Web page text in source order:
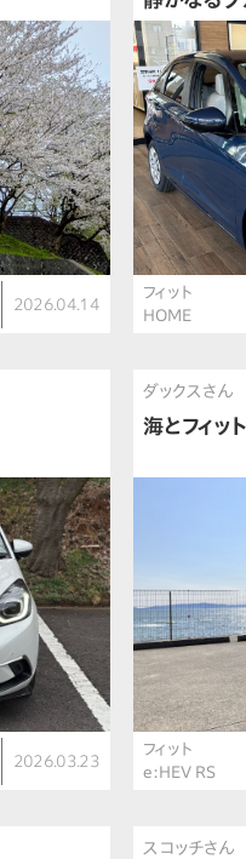
2026.04.14
フィット
HOME
2026.03.23
ダックスさん
海とフィッ
フィット
e:HEV RS
スコッチさん